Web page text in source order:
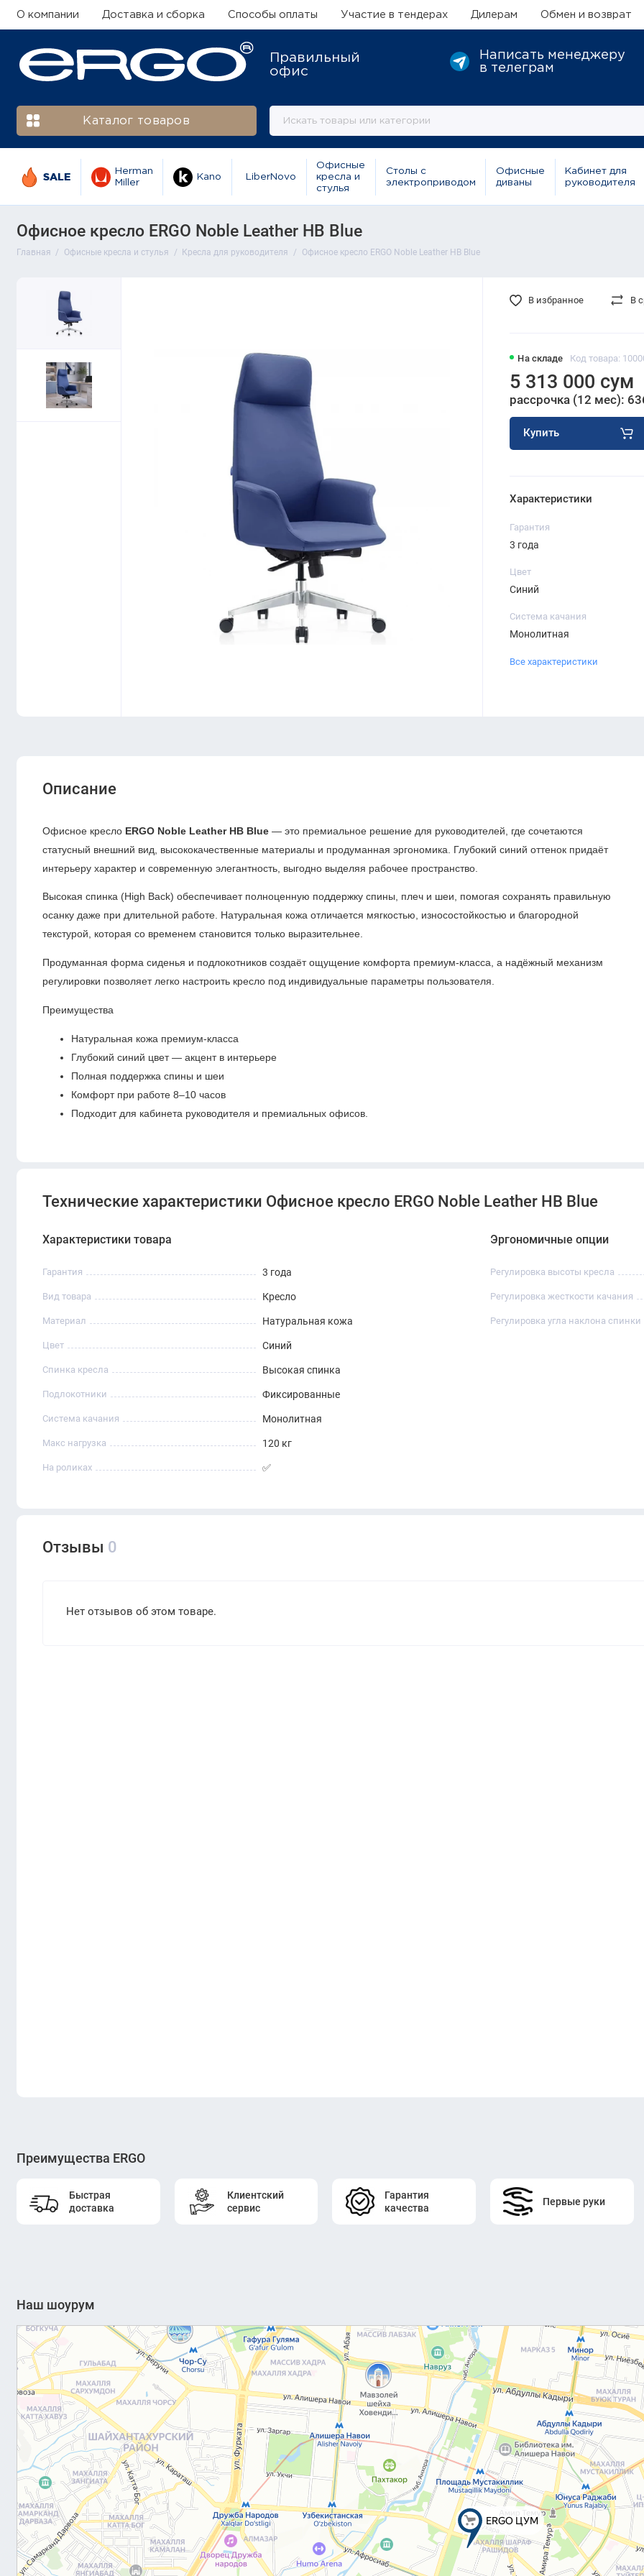
О компании Доставка и сборка Способы оплаты Участие в тендерах Дилерам Обмен и возврат
Правильный
офис
Написать менеджеру
в телеграм
Каталог товаров
SALE
Herman
Miller
Kano LiberNovo
Офисные
кресла и
стулья
Столы с
электроприводом
Офисные
диваны
Кабинет для
руководителя
Офисное кресло ERGO Noble Leather HB Blue
Главная Офисные кресла и стулья Кресла для руководителя Офисное кресло ERGO Noble Leather HB Blue
На складе Код товара:
5 313 000 сум
рассрочка (12 мес):
Купить
В избранное В
Характеристики
Гарантия
3 года
Цвет
Синий
Система качания
Монолитная
Все характеристики
Описание
Офисное кресло ERGO Noble Leather HB Blue — это премиальное решение для руководителей, где сочетаются
статусный внешний вид, высококачественные материалы и продуманная эргономика. Глубокий синий оттенок придаёт
интерьеру характер и современную элегантность, выгодно выделяя рабочее пространство.
Высокая спинка (High Back) обеспечивает полноценную поддержку спины, плеч и шеи, помогая сохранять правильную
осанку даже при длительной работе. Натуральная кожа отличается мягкостью, износостойкостью и благородной
текстурой, которая со временем становится только выразительнее.
Продуманная форма сиденья и подлокотников создаёт ощущение комфорта премиум-класса, а надёжный механизм
регулировки позволяет легко настроить кресло под индивидуальные параметры пользователя.
Преимущества
Натуральная кожа премиум-класса
Глубокий синий цвет — акцент в интерьере
Полная поддержка спины и шеи
Комфорт при работе 8–10 часов
Подходит для кабинета руководителя и премиальных офисов.
Технические характеристики Офисное кресло ERGO Noble Leather HB Blue
Характеристики товара
Гарантия 3 года
Вид товара Кресло
Материал Натуральная кожа
Цвет Синий
Спинка кресла Высокая спинка
Подлокотники Фиксированные
Система качания Монолитная
Макс нагрузка 120 кг
На роликах ✅
Эргономичные опции
Регулировка высоты кресла
Регулировка жесткости качания
Регулировка угла наклона спинки
Отзывы 0
Нет отзывов об этом товаре.
Преимущества ERGO
Быстрая
доставка
Клиентский
сервис
Гарантия
качества
Первые руки
Наш шоурум